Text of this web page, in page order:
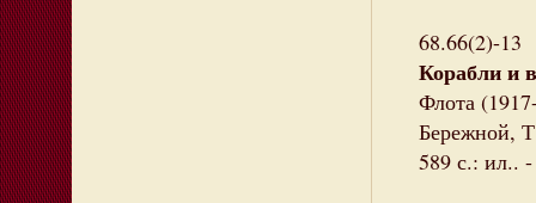
68.66(2)-13
Корабли и
Флота
Бережной,
589 с.: ил..